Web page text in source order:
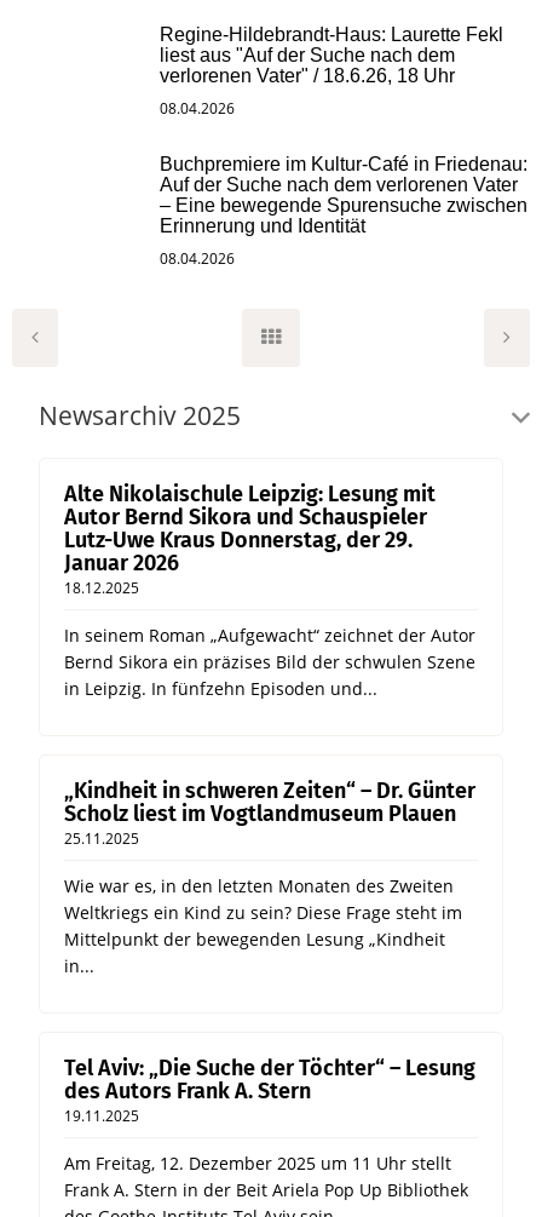
Regine-Hildebrandt-Haus: Laurette Fekl
liest aus "Auf der Suche nach dem
verlorenen Vater" / 18.6.26, 18 Uhr
08.04.2026
Buchpremiere im Kultur-Café in Friedenau:
Auf der Suche nach dem verlorenen Vater
– Eine bewegende Spurensuche zwischen
Erinnerung und Identität
08.04.2026
Newsarchiv 2025
Alte Nikolaischule Leipzig: Lesung mit
Autor Bernd Sikora und Schauspieler
Lutz-Uwe Kraus Donnerstag, der 29.
Januar 2026
18.12.2025
In seinem Roman „Aufgewacht“ zeichnet der Autor
Bernd Sikora ein präzises Bild der schwulen Szene
in Leipzig. In fünfzehn Episoden und...
„Kindheit in schweren Zeiten“ – Dr. Günter
Scholz liest im Vogtlandmuseum Plauen
25.11.2025
Wie war es, in den letzten Monaten des Zweiten
Weltkriegs ein Kind zu sein? Diese Frage steht im
Mittelpunkt der bewegenden Lesung „Kindheit
in...
Tel Aviv: „Die Suche der Töchter“ – Lesung
des Autors Frank A. Stern
19.11.2025
Am Freitag, 12. Dezember 2025 um 11 Uhr stellt
Frank A. Stern in der Beit Ariela Pop Up Bibliothek